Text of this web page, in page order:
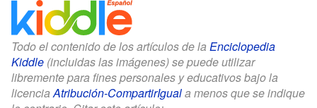
Todo el contenido de los artículos de la Enciclopedia
Kiddle (incluidas las imágenes) se puede utilizar
libremente para fines personales y educativos bajo la
licenciaAtribución-CompartirIguala menos que se indique